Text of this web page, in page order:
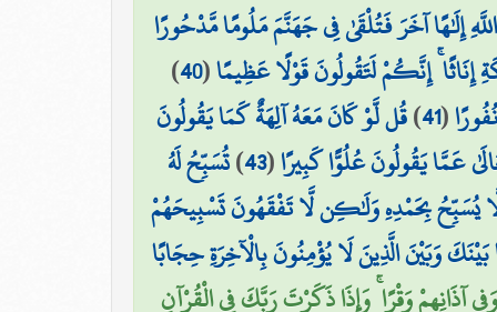
إِلَٰهًا آخَرَ فَتُلْقَىٰ فِي جَهَنَّمَ مَلُومًا مَّدْحُورًا
إِنَّكُمْ لَتَقُولُونَ قَوْلًا عَظِيمًا(
40
)
(
41
)قُل لَّوْ كَانَ مَعَهُ آلِهَةٌ كَمَا يَقُولُونَ
عَمَّا يَقُولُونَ عُلُوًّا كَبِيرًا(
43
)تُسَبِّحُ لَهُ
يُسَبِّحُ بِحَمْدِهِ وَلَٰكِن لَّا تَفْقَهُونَ تَسْبِيحَهُمْ
وَبَيْنَ الَّذِينَ لَا يُؤْمِنُونَ بِالْآخِرَةِ حِجَابًا
آذَانِهِمْ وَقْرًا ۚ وَإِذَا ذَكَرْتَ رَبَّكَ فِي الْقُرْآنِ